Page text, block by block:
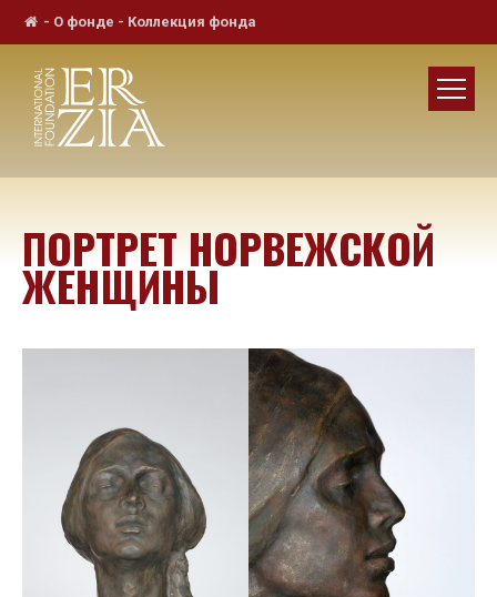
- О фонде - Коллекция фонда
ПОРТРЕТ НОРВЕЖСКОЙ
ЖЕНЩИНЫ